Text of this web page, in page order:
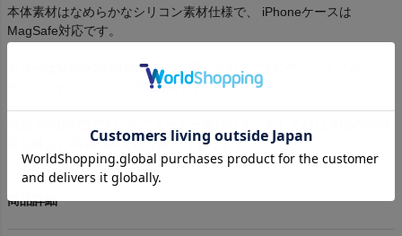
本体素材はなめらかなシリコン素材仕様で、 iPhoneケースは
MagSafe対応です。
カラーはMAISON KITSUNEでも用いられる "プロヴァンスブル
ー"と"アイスミント"の2色展開です。
店を通した商品のみを取り扱っております。
商品詳細